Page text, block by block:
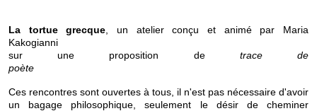
La tortue grecque , un atelier conçu et animé par Maria
Kakogianni
sur une proposition de trace de
poète
Ces rencontres sont ouvertes à tous, il n'est pas nécessaire d'avoir
un bagage philosophique, seulement le désir de cheminer